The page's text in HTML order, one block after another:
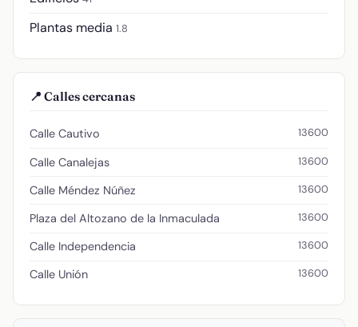
Plantas media 1.8
📍 Calles cercanas
Calle Cautivo 13600
Calle Canalejas 13600
Calle Méndez Núñez 13600
Plaza del Altozano de la Inmaculada 13600
Calle Independencia 13600
Calle Unión 13600